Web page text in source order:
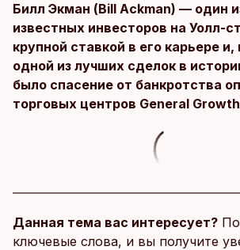
Билл Экман (Bill Ackman) — один
известных инвесторов на Уолл-
крупной ставкой в его карьере
одной из лучших сделок в
было спасение от банкротства
торговых центров General
Данная тема вас интересует?
ключевые слова, и вы получите